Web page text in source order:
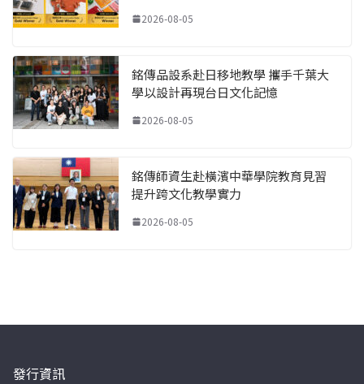
2026-08-05
銘傳品設系赴日移地教學 攜手千葉大
學以設計再現台日文化記憶
2026-08-05
銘傳師資生赴橫濱中華學院教育見習
提升跨文化教學實力
2026-08-05
發行資訊